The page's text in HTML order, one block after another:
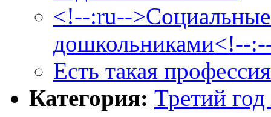
<!--:ru-->Социальные
дошкольниками<!--
Есть такая
Категория: Третий